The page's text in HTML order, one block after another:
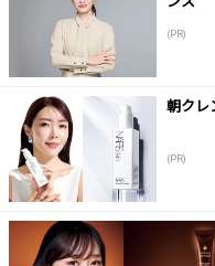
(PR)
朝クレ
(PR)